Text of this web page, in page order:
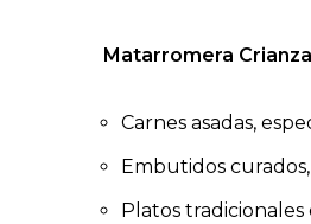
Matarromera Crianza
Carnes asadas,
Embutidos
Platos tradicionales